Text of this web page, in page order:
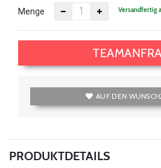
Menge Versandfertig
AUF DEN
PRODUKTDETAILS